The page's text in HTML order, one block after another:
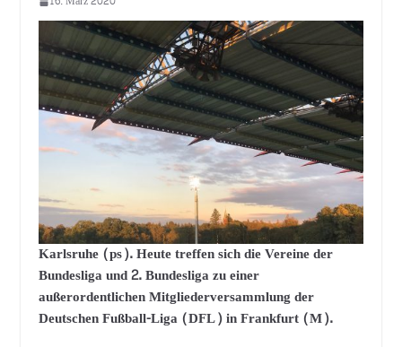
Karlsruhe (ps). Heute treffen sich die Vereine der
Bundesliga und 2. Bundesliga zu einer
außerordentlichen Mitgliederversammlung der
Deutschen Fußball-Liga (DFL) in Frankfurt (M).